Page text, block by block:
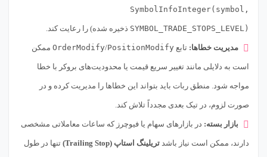
SymbolInfoInteger(symbol,
SYMBOL_TRADE_STOPS_LEVEL) ذخیره شده) را رعایت کند.
مدیریت خطاها: تابع OrderModify/PositionModify ممکن
است به دلایلی مانند تغییر سریع قیمت یا محدودیت‌های بروکر با خطا
مواجه شود. منطق ربات باید بتواند این خطاها را مدیریت کرده و در
صورت لزوم، در تیک بعدی مجدداً تلاش کند.
بازار بسته: در بازارهای سهام یا فیوچرز که ساعات معاملاتی مشخصی
دارند، ممکن است نیاز باشد تریلینگ استاپ (Trailing Stop) تنها در طول